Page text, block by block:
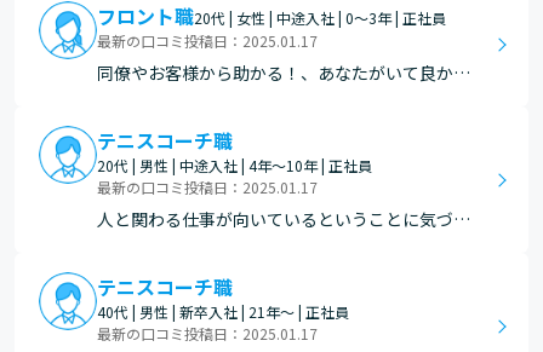
フロント職20代 | 女性 | 中途入社 | 0～3年 | 正社員
最新の口コミ投稿日：2025.01.17
同僚やお客様から助かる！、あなたがいて良かっ
テニスコーチ職
20代 | 男性 | 中途入社 | 4年～10年 | 正社員
最新の口コミ投稿日：2025.01.17
人と関わる仕事が向いているということに気づけ
テニスコーチ職
40代 | 男性 | 新卒入社 | 21年～ | 正社員
最新の口コミ投稿日：2025.01.17